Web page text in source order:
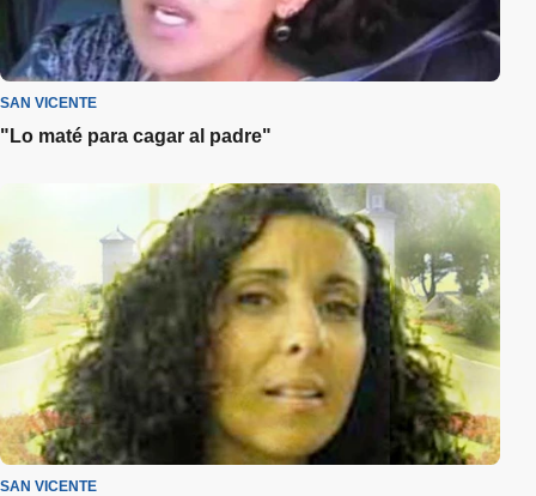
SAN VICENTE
"Lo maté para cagar al padre"
SAN VICENTE